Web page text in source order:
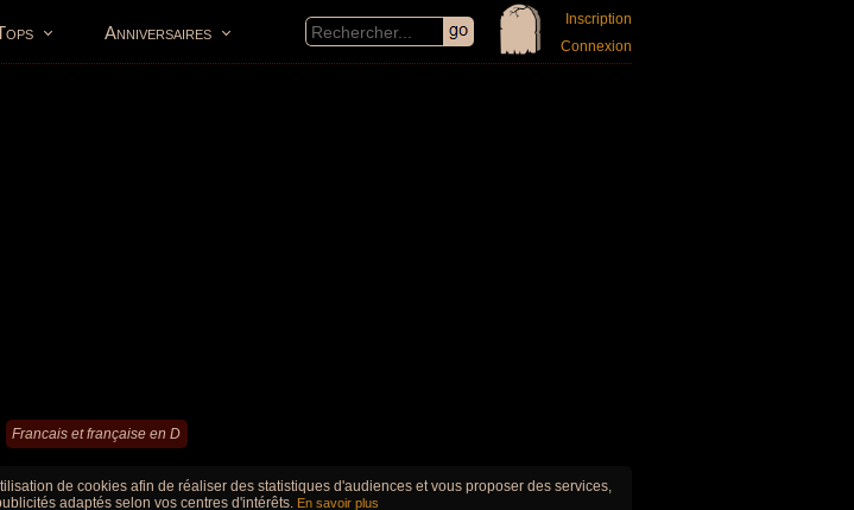
Anniversaires
Inscription
Connexion
Francais et française en D
de cookies afin de réaliser des statistiques d'audiences et vous proposer des services,
adaptés selon vos centres d'intérêts. En savoir plus